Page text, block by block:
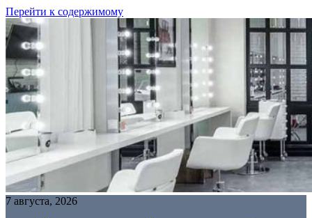
Перейти к содержимому
7 августа, 2026